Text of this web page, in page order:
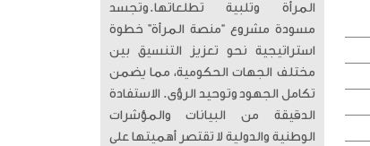
المرأة وتلبية تطلعاتها. ​وتجسد
مسودة مشروع “منصة المرأة” خطوة
استراتيجية نحو تعزيز التنسيق بين
مختلف الجهات الحكومية، مما يضمن
تكامل الجهود وتوحيد الرؤى. الاستفادة
الدقيقة من البيانات والمؤشرات
الوطنية والدولية لا تقتصر أهميتها على